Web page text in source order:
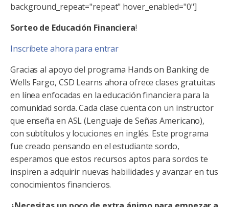
background_repeat="repeat" hover_enabled="0"]
Sorteo de Educación Financiera!
Inscríbete ahora para entrar
Gracias al apoyo del programa Hands on Banking de
Wells Fargo, CSD Learns ahora ofrece clases gratuitas
en línea enfocadas en la educación financiera para la
comunidad sorda. Cada clase cuenta con un instructor
que enseña en ASL (Lenguaje de Señas Americano),
con subtítulos y locuciones en inglés. Este programa
fue creado pensando en el estudiante sordo,
esperamos que estos recursos aptos para sordos te
inspiren a adquirir nuevas habilidades y avanzar en tus
conocimientos financieros.